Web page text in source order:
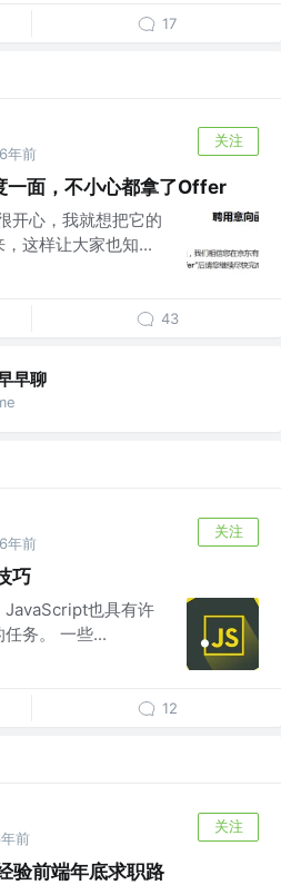
17
6年前
关注
一面，不小心都拿了Offer
开心，我就想把它的
这样让大家也知...
43
早聊
6年前
关注
巧
JavaScript也具有许
务。 一些...
12
前
关注
验前端年底求职路